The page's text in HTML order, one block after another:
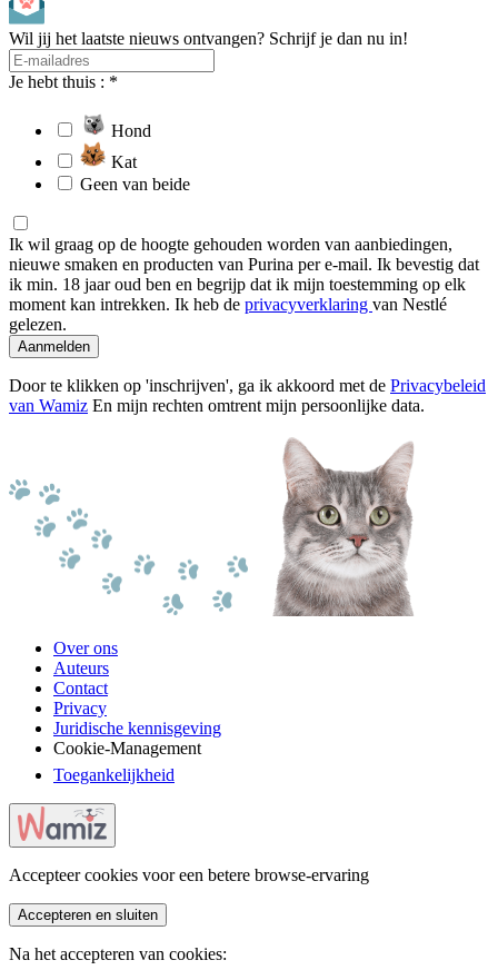
Wil jij het laatste nieuws ontvangen? Schrijf je dan nu in!
Je hebt thuis : *
Hond
Kat
Geen van beide
Ik wil graag op de hoogte gehouden worden van aanbiedingen,
nieuwe smaken en producten van Purina per e-mail. Ik bevestig dat
ik min. 18 jaar oud ben en begrijp dat ik mijn toestemming op elk
moment kan intrekken. Ik heb de privacyverklaring van Nestlé
gelezen.
Aanmelden
Door te klikken op 'inschrijven', ga ik akkoord met de Privacybeleid
van Wamiz En mijn rechten omtrent mijn persoonlijke data.
Over ons
Auteurs
Contact
Privacy
Juridische kennisgeving
Cookie-Management
Toegankelijkheid
Accepteer cookies voor een betere browse-ervaring
Accepteren en sluiten
Na het accepteren van cookies: